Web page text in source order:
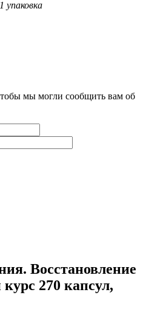
1 упаковка
мы могли сообщить вам об
Восстановление
270 капсул,